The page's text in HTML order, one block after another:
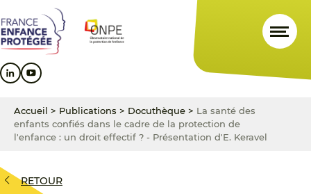
au
contenu
principal
au
menu
principal
au
pied
de
Accueil > Publications > Docuthèque > La santé des
enfants confiés dans le cadre de la protection de
l'enfance : un droit effectif ? - Présentation d'E. Keravel
RETOUR